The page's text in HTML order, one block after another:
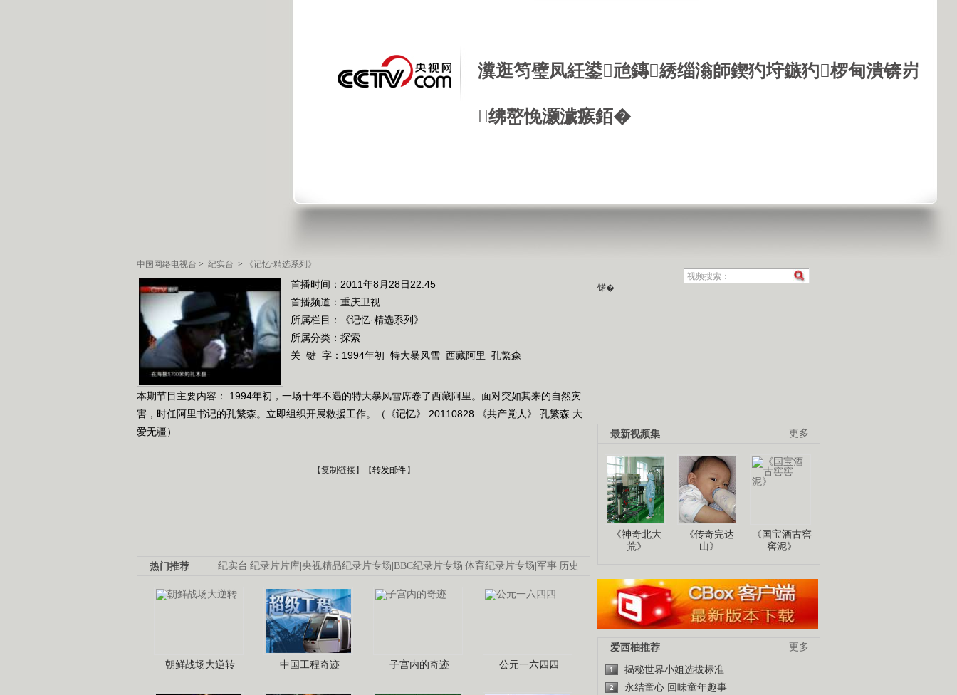
瀵逛笉璧凤紝鍙兘鏄綉缁滃師鍥犳垨鏃犳椤甸潰锛岃
绋嶅悗灏濊瘯銆�
中国网络电视台 > 纪实台 > 《记忆·精选系列》
首播时间：2011年8月28日22:45
首播频道： 重庆卫视
所属栏目：
《记忆·精选系列》
所属分类：探索
关 键 字： 1994年初 特大暴风雪 西藏阿里 孔繁森
本期节目主要内容： 1994年初，一场十年不遇的特大暴风雪席卷了西藏阿里。面对突如其来的自然灾
害，时任阿里书记的孔繁森。立即组织开展救援工作。（《记忆》 20110828 《共产党人》 孔繁森 大
爱无疆）
【复制链接】【转发邮件】
纪实台|纪录片片库|央视精品纪录片专场|BBC纪录片专场|体育纪录片专场|军事| 历史
热门推荐
朝鲜战场大逆转 中国工程奇迹 子宫内的奇迹 公元一六四四
锘�
更多
最新视频集
《神奇北大
荒》
《传奇完达
山》
《国宝酒古窖
窖泥》
更多
爱西柚推荐
1 揭秘世界小姐选拔标准
2 永结童心 回味童年趣事